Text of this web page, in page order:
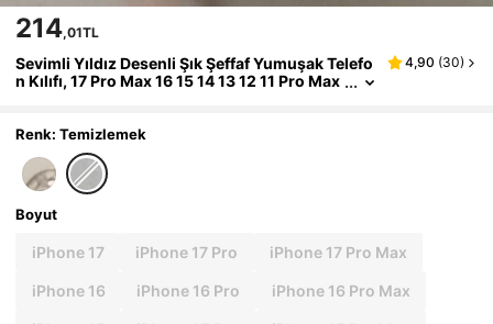
214,01TL
Sevimli Yıldız Desenli Şık Şeffaf Yumuşak Telefo
n Kılıfı, 17 Pro Max 16 15 14 13 12 11 Pro Max
i, Paskalya, Doğum Günü
4,90 (30)
Renk: Temizlemek
Boyut
iPhone 17 iPhone 17 Pro iPhone 17 Pro Max
iPhone 16 iPhone 16 Pro iPhone 16 Pro Max